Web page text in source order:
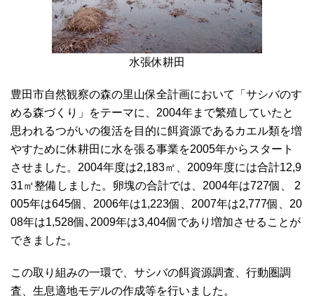
水張休耕田
豊田市自然観察の森の里山保全計画において「サシバのす
める森づくり」をテーマに、2004年まで繁殖していたと
思われるつがいの復活を目的に餌資源であるカエル類を増
やすために休耕田に水を張る事業を2005年からスタート
させました。2004年度は2,183㎡、2009年度には合計12,9
31㎡整備しました。卵塊の合計では、2004年は727個、 2
005年は645個、2006年は1,223個、2007年は2,777個、20
08年は1,528個､2009年は3,404個であり増加させることが
できました。
この取り組みの一環で、サシバの餌資源調査、行動圏調
査、生息適地モデルの作成等を行いました。